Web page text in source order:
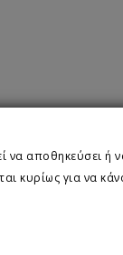
να αποθηκεύσει ή
κυρίως για να